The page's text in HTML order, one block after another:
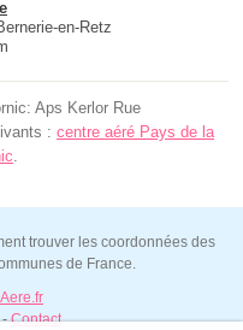
en-Retz
Aps Kerlor Rue
: centre aéré Pays de la
trouver les coordonnées des
de France.
Contact